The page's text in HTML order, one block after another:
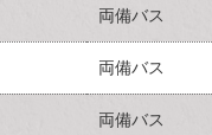
両備バス
両備バス
両備バス